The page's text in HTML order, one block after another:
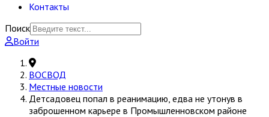
Контакты
Поиск
Войти
ВОСВОД
Местные новости
Детсадовец попал в реанимацию, едва не утонув в
заброшенном карьере в Промышленновском районе